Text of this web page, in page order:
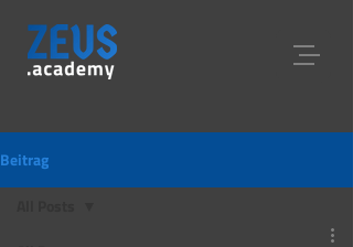
Beitrag